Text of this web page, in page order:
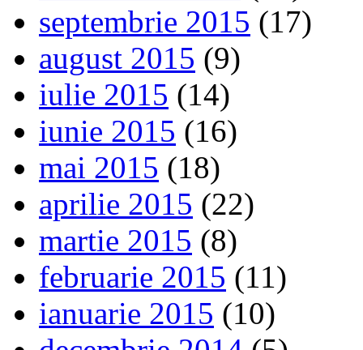
septembrie 2015 (17)
august 2015 (9)
iulie 2015 (14)
iunie 2015 (16)
mai 2015 (18)
aprilie 2015 (22)
martie 2015 (8)
februarie 2015 (11)
ianuarie 2015 (10)